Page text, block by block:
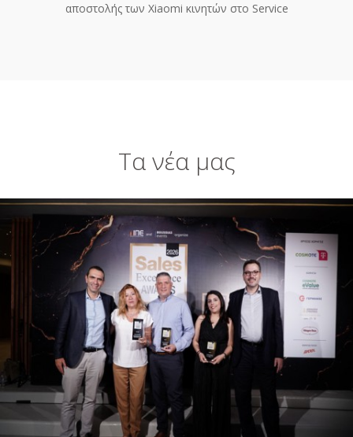
αποστολής των Xiaomi κινητών στο Service
Τα νέα μας